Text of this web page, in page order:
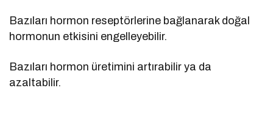
Bazıları hormon reseptörlerine bağlanarak doğal
hormonun etkisini engelleyebilir.
Bazıları hormon üretimini artırabilir ya da
azaltabilir.